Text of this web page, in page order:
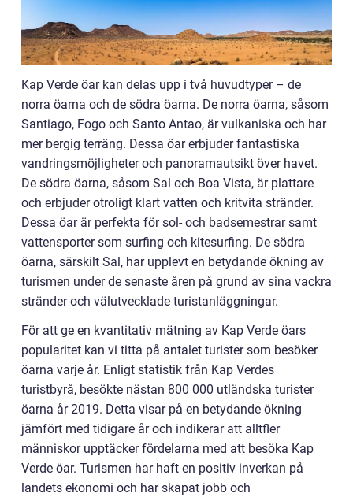
Kap Verde öar kan delas upp i två huvudtyper – de
norra öarna och de södra öarna. De norra öarna, såsom
Santiago, Fogo och Santo Antao, är vulkaniska och har
mer bergig terräng. Dessa öar erbjuder fantastiska
vandringsmöjligheter och panoramautsikt över havet.
De södra öarna, såsom Sal och Boa Vista, är plattare
och erbjuder otroligt klart vatten och kritvita stränder.
Dessa öar är perfekta för sol- och badsemestrar samt
vattensporter som surfing och kitesurfing. De södra
öarna, särskilt Sal, har upplevt en betydande ökning av
turismen under de senaste åren på grund av sina vackra
stränder och välutvecklade turistanläggningar.
För att ge en kvantitativ mätning av Kap Verde öars
popularitet kan vi titta på antalet turister som besöker
öarna varje år. Enligt statistik från Kap Verdes
turistbyrå, besökte nästan 800 000 utländska turister
öarna år 2019. Detta visar på en betydande ökning
jämfört med tidigare år och indikerar att alltfler
människor upptäcker fördelarna med att besöka Kap
Verde öar. Turismen har haft en positiv inverkan på
landets ekonomi och har skapat jobb och